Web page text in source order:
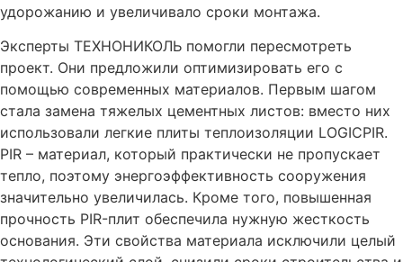
удорожанию и увеличивало сроки монтажа.
Эксперты ТЕХНОНИКОЛЬ помогли пересмотреть
проект. Они предложили оптимизировать его с
помощью современных материалов. Первым шагом
стала замена тяжелых цементных листов: вместо них
использовали легкие плиты теплоизоляции LOGICPIR.
PIR – материал, который практически не пропускает
тепло, поэтому энергоэффективность сооружения
значительно увеличилась. Кроме того, повышенная
прочность PIR-плит обеспечила нужную жесткость
основания. Эти свойства материала исключили целый